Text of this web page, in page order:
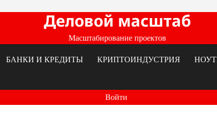
Деловой масштаб
Масштабирование проектов
БАНКИ И КРЕДИТЫ КРИПТОИНДУСТРИЯ
Войти